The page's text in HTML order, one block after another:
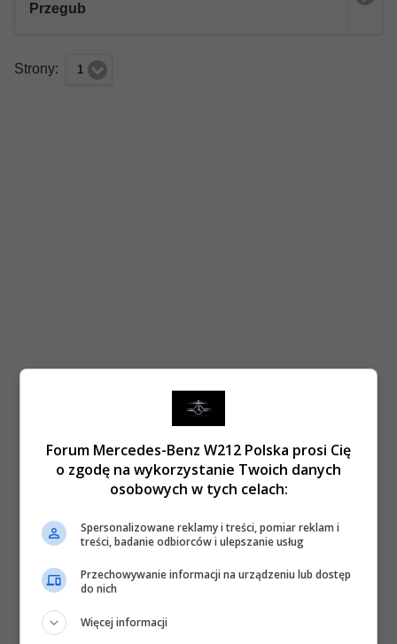
Przegub
Strony: 1
Forum Mercedes-Benz W212 Polska prosi Cię
o zgodę na wykorzystanie Twoich danych
osobowych w tych celach:
Spersonalizowane reklamy i treści, pomiar reklam i
treści, badanie odbiorców i ulepszanie usług
Przechowywanie informacji na urządzeniu lub dostęp
do nich
Więcej informacji